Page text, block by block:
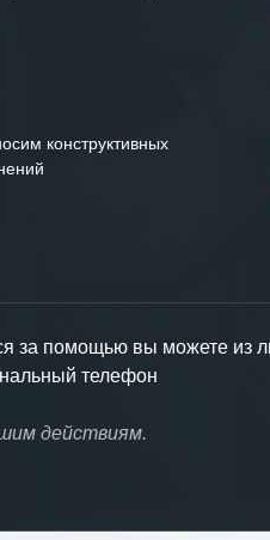
конструктивных
за помощью вы можете из
телефон
действиям.